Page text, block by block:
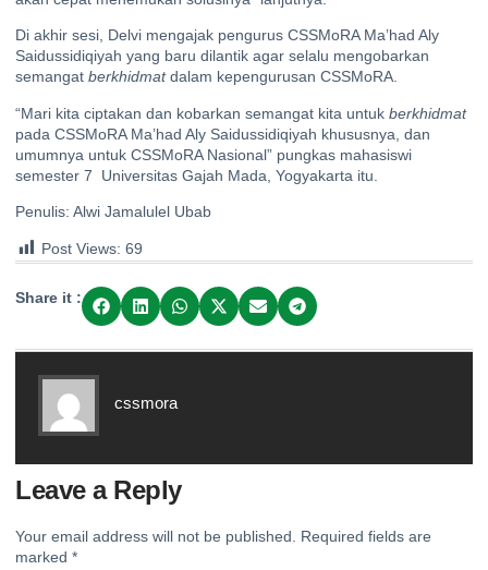
Di akhir sesi, Delvi mengajak pengurus CSSMoRA Ma’had Aly
Saidussidiqiyah yang baru dilantik agar selalu mengobarkan
semangat berkhidmatdalam kepengurusan CSSMoRA.
“Mari kita ciptakan dan kobarkan semangat kita untuk berkhidmat
pada CSSMoRA Ma’had Aly Saidussidiqiyah khususnya, dan
umumnya untuk CSSMoRA Nasional” pungkas mahasiswi
semester 7 Universitas Gajah Mada, Yogyakarta itu.
Penulis: Alwi Jamalulel Ubab
Post Views: 69
Share it :
cssmora
Leave a Reply
Your email address will not be published.
Required fields are
marked *